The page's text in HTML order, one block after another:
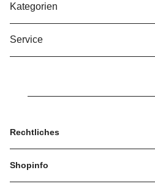
Kategorien
Service
Rechtliches
Shopinfo